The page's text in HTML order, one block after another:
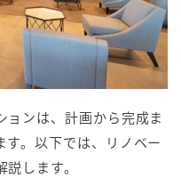
ョンは、計画から完成ま
。以下では、リノベー
します。